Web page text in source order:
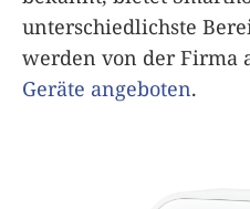
unterschiedlichste
werden von der Firma
Geräte angeboten.